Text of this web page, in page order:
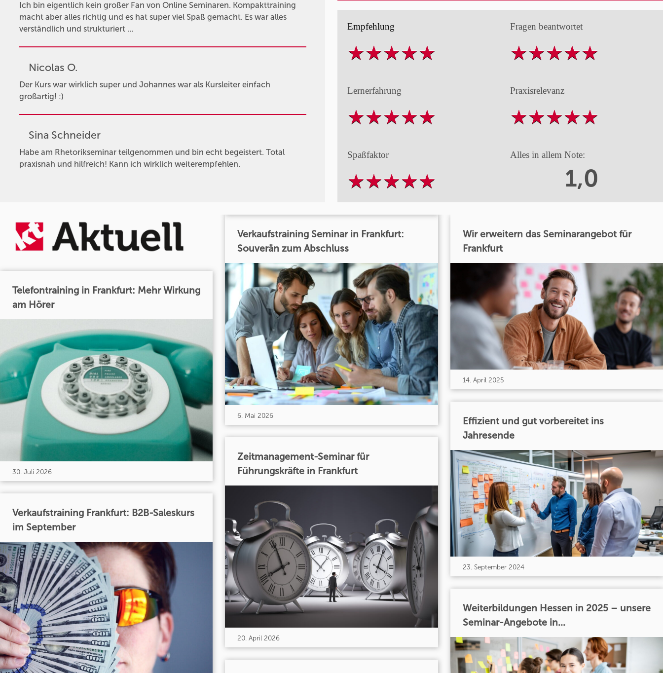
Ich bin eigentlich kein großer Fan von Online Seminaren. Kompakttraining
macht aber alles richtig und es hat super viel Spaß gemacht. Es war alles
verständlich und strukturiert …
Nicolas O.
Der Kurs war wirklich super und Johannes war als Kursleiter einfach
großartig! :)
Sina Schneider
Habe am Rhetorikseminar teilgenommen und bin echt begeistert. Total
praxisnah und hilfreich! Kann ich wirklich weiterempfehlen.
Empfehlung Fragen beantwortet
Lernerfahrung Praxisrelevanz
Spaßfaktor Alles in allem Note:
1,0
Telefontraining in Frankfurt: Mehr Wirkung
am Hörer
30. Juli 2026
Verkaufstraining Frankfurt: B2B-Saleskurs
im September
Verkaufstraining Seminar in Frankfurt:
Souverän zum Abschluss
6. Mai 2026
Zeitmanagement-Seminar für
Führungskräfte in Frankfurt
20. April 2026
Wir erweitern das Seminarangebot für
Frankfurt
14. April 2025
Effizient und gut vorbereitet ins
Jahresende
23. September 2024
Weiterbildungen Hessen in 2025 – unsere
Seminar-Angebote in...